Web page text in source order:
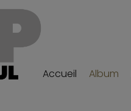
Accueil Album